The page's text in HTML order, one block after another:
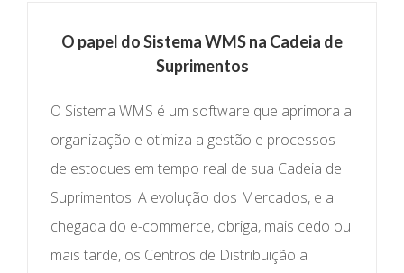
O papel do Sistema WMS na Cadeia de
Suprimentos
O Sistema WMS é um software que aprimora a
organização e otimiza a gestão e processos
de estoques em tempo real de sua Cadeia de
Suprimentos. A evolução dos Mercados, e a
chegada do e-commerce, obriga, mais cedo ou
mais tarde, os Centros de Distribuição a